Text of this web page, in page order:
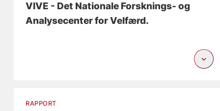
VIVE - Det Nationale Forsknings- og
Analysecenter for Velfærd.
RAPPORT